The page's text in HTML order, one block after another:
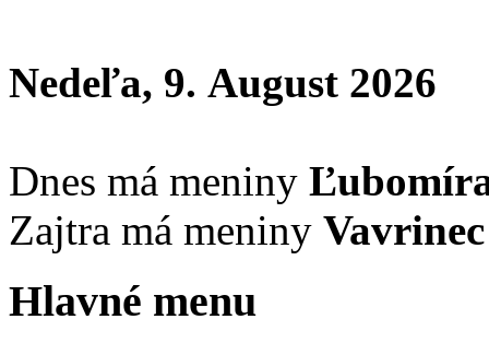
Nedeľa, 9. August 2026
Dnes má meniny
Zajtra má meniny Vavrinec
Hlavné menu